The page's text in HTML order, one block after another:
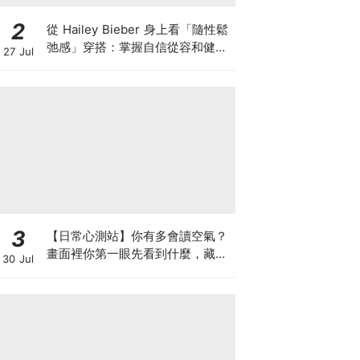
2
27 Jul
從 Hailey Bieber 身上看「隨性鬆
弛感」穿搭：掌握自信從容和健康
3
30 Jul
【日常心測站】你有多會讀空氣？
畫面裡你第一眼先看到什麼，藏著